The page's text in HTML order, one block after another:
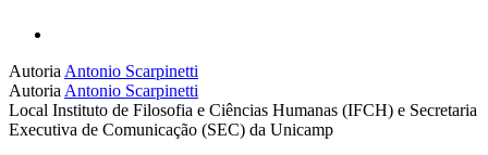
Autoria Antonio Scarpinetti
Autoria Antonio Scarpinetti
Local Instituto de Filosofia e Ciências Humanas (IFCH) e Secretaria
Executiva de Comunicação (SEC) da Unicamp